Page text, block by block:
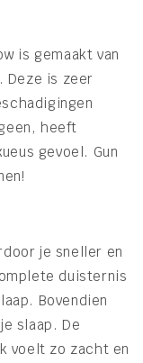
is gemaakt van
Deze is zeer
heeft
gevoel. Gun
je sneller en
duisternis
Bovendien
slaap. De
voelt zo zacht en